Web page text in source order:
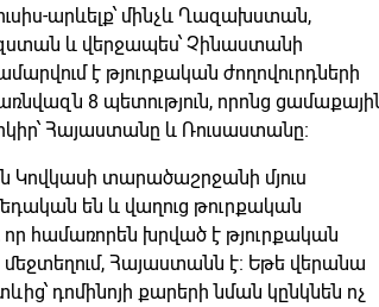
արևելք՝ մինչև Ղազախստան,
և վերջապես՝ Չինաստանի
է թյուրքական ժողովուրդների
8 պետություն, որոնց
Հայաստանը և Ռուսաստանը։
Կովկասի տարածաշրջանի մյուս
են և վաղուց թուրքական
համառորեն խրված է թյուրքական
Հայաստանն է։ Եթե վերանա
դոմինոյի քարերի նման կընկնեն ոչ